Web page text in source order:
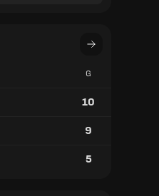
G
10
9
5